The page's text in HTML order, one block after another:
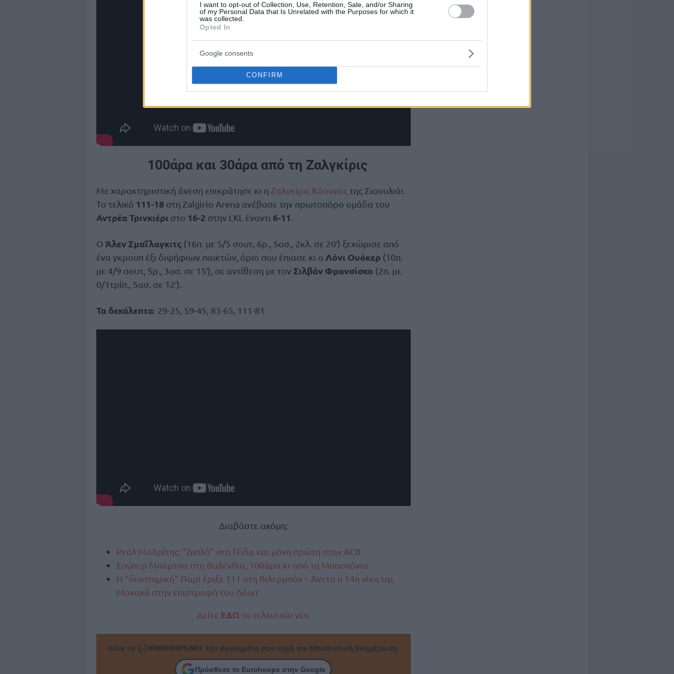
I want to opt-out of Collection, Use, Retention, Sale, and/or Sharing
of my Personal Data that Is Unrelated with the Purposes for which it
was collected.
Opted In
Google consents
CONFIRM
100άρα και 30άρα από τη Ζαλγκίρις
Με χαρακτηριστική άνεση επικράτησε κι η Ζαλγκίρις Κάουναςτης Σιαουλιάι.
Το τελικό 111-18 στη Zalgirio Arena ανέβασε την πρωτοπόρο ομάδα του
Αντρέα Τρινκιέρι στο 16-2 στην LKL έναντι 6-11
Ο Άλεν Σμαΐλαγκιτς (16π. με 5/5 σουτ, 6ρ., 5ασ., 2κλ. σε 20′) ξεχώρισε από
ένα γκρουπ έξι διψήφιων παικτών, όριο που έπιασε κι ο Λόνι Ουόκερ (10π.
με 4/9 σουτ, 5ρ., 3ασ. σε 15′), σε αντίθεση με τον Σιλβάν Φρανσίσκο (2π. με
0/1τρίπ., 5ασ. σε 12′).
Τα δεκάλεπτα: 29-25, 59-45, 83-65, 111-81
Διαβάστε ακόμη:
Ρεάλ Μαδρίτης: “Διπλό” στη Γέιδα και μόνη πρώτη στην ACB
Σούπερ Μπάρτσα στη Βαλένθια, 100άρα κι από τη Μπασκόνια
Η “διαστημική” Παρί έριξε 111 στη Βιλερμπάν – Άνετα η 14η νίκη της
Μονακό στην επιστροφή του Λόιντ
Δείτε ΕΔΩ τα τελευταία νέα
Κάνε το την Αγαπημένη σου πηγή για Μπασκετική Ενημέρωση.
Πρόσθεσε το Eurohoops στην Google